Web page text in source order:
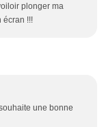
plonger ma
écran !!!
une bonne